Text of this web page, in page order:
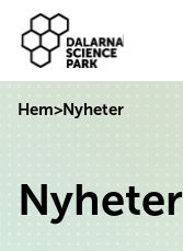
Hoppa till innehåll
Dalarna Science Park
Hem>Nyheter
Nyheter